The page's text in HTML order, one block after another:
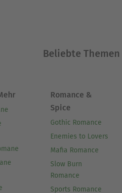
Liberalen.
der 1855
Tendenz zum Teil
Beliebte Themen
Romance &
Spice
Gothic Romance
Enemies to Lovers
Mafia Romance
Slow Burn
Romance
Sports Romance